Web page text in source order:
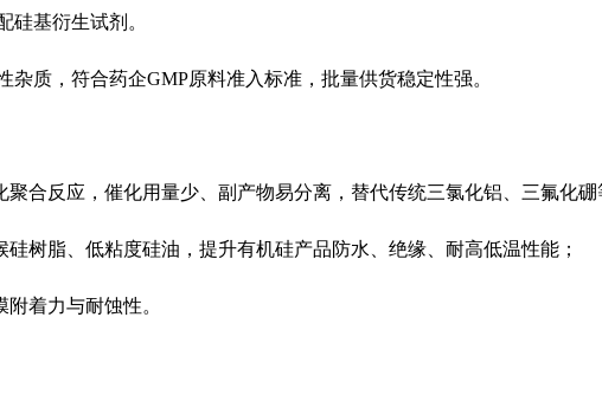
基衍生试剂。
杂质，符合药企GMP原料准入标准，批量供货稳定性强。
合反应，催化用量少、副产物易分离，替代传统三氯化铝、三氟化硼
树脂、低粘度硅油，提升有机硅产品防水、绝缘、耐高低温性能；
着力与耐蚀性。